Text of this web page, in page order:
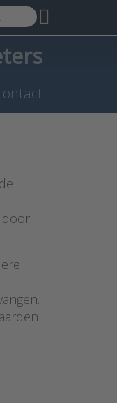
as you type.
door